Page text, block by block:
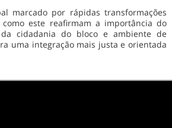
marcado por rápidas transformações
como este reafirmam a importância do
da cidadania do bloco e ambiente de
uma integração mais justa e orientada